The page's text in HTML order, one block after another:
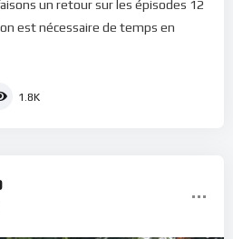
un retour sur les épisodes 12
est nécessaire de temps en
1.8K